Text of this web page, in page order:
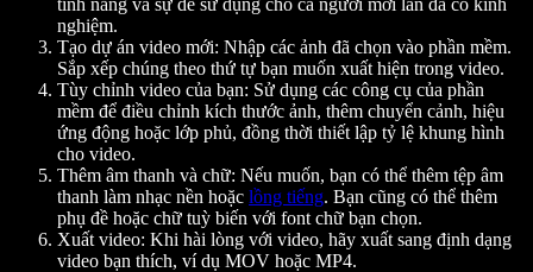
nghiệm.
Tạo dự án video mới: Nhập các ảnh đã chọn vào phần mềm.
Sắp xếp chúng theo thứ tự bạn muốn xuất hiện trong video.
Tùy chỉnh video của bạn: Sử dụng các công cụ của phần
mềm để điều chỉnh kích thước ảnh, thêm chuyển cảnh, hiệu
ứng động hoặc lớp phủ, đồng thời thiết lập tỷ lệ khung hình
cho video.
Thêm âm thanh và chữ: Nếu muốn, bạn có thể thêm tệp âm
thanh làm nhạc nền hoặc lồng tiếng. Bạn cũng có thể thêm
phụ đề hoặc chữ tuỳ biến với font chữ bạn chọn.
Xuất video: Khi hài lòng với video, hãy xuất sang định dạng
video bạn thích, ví dụ MOV hoặc MP4.